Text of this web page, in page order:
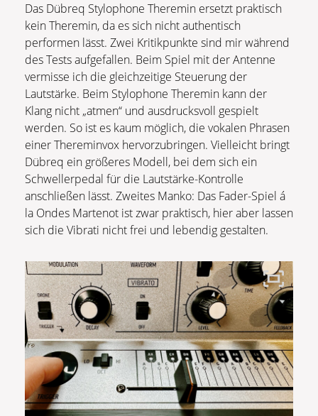
Das Dübreq Stylophone Theremin ersetzt praktisch
kein Theremin, da es sich nicht authentisch
performen lässt. Zwei Kritikpunkte sind mir während
des Tests aufgefallen. Beim Spiel mit der Antenne
vermisse ich die gleichzeitige Steuerung der
Lautstärke. Beim Stylophone Theremin kann der
Klang nicht „atmen“ und ausdrucksvoll gespielt
werden. So ist es kaum möglich, die vokalen Phrasen
einer Thereminvox hervorzubringen. Vielleicht bringt
Dübreq ein größeres Modell, bei dem sich ein
Schwellerpedal für die Lautstärke-Kontrolle
anschließen lässt. Zweites Manko: Das Fader-Spiel á
la Ondes Martenot ist zwar praktisch, hier aber lassen
sich die Vibrati nicht frei und lebendig gestalten.